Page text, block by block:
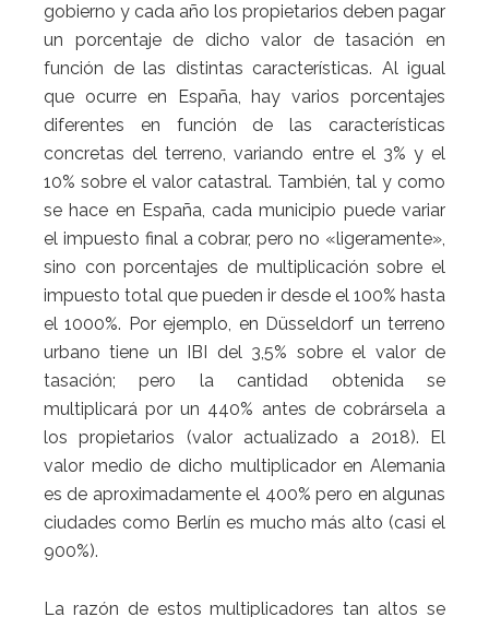
gobierno y cada año los propietarios deben pagar
un porcentaje de dicho valor de tasación en
función de las distintas características. Al igual
que ocurre en España, hay varios porcentajes
diferentes en función de las características
concretas del terreno, variando entre el 3% y el
10% sobre el valor catastral. También, tal y como
se hace en España, cada municipio puede variar
el impuesto final a cobrar, pero no «ligeramente»,
sino con porcentajes de multiplicación sobre el
impuesto total que pueden ir desde el 100% hasta
el 1000%. Por ejemplo, en Düsseldorf un terreno
urbano tiene un IBI del 3,5% sobre el valor de
tasación; pero la cantidad obtenida se
multiplicará por un 440% antes de cobrársela a
los propietarios (valor actualizado a 2018). El
valor medio de dicho multiplicador en Alemania
es de aproximadamente el 400% pero en algunas
ciudades como Berlín es mucho más alto (casi el
900%).
La razón de estos multiplicadores tan altos se